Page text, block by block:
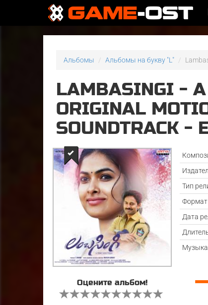
Альбомы Альбомы на букву "L"
LAMBASINGI - A
ORIGINAL
SOUNDTRACK -
Тип
Формат
Дата
Оцените альбом!